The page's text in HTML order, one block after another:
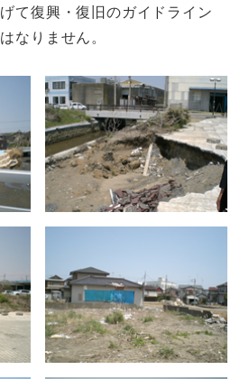
て復興・復旧のガイドライン
なりません。